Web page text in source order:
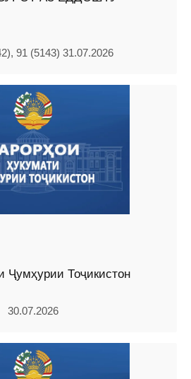
91 (5143) 31.07.2026
Ҷумҳурии Тоҷикистон
30.07.2026